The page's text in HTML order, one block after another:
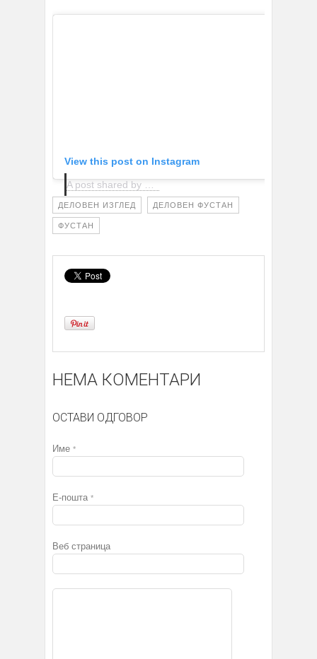
View this post on Instagram
ДЕЛОВЕН ИЗГЛЕД ДЕЛОВЕН ФУСТАН
ФУСТАН
НЕМА КОМЕНТАРИ
ОСТАВИ ОДГОВОР
Име *
Е-пошта *
Веб страница